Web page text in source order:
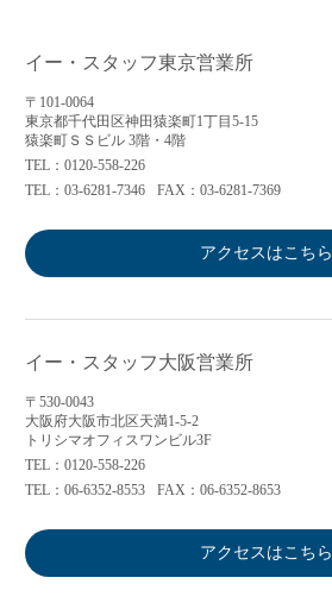
イー・スタッフ東京営業所
〒101-0064
東京都千代田区神田猿楽町1丁目5-15
猿楽町ＳＳビル 3階・4階
TEL：0120-558-226
TEL：03-6281-7346
FAX：03-6281-7369
アクセスはこちら
イー・スタッフ大阪営業所
〒530-0043
大阪府大阪市北区天満1-5-2
トリシマオフィスワンビル3F
TEL：0120-558-226
TEL：06-6352-8553
FAX：06-6352-8653
アクセスはこちら